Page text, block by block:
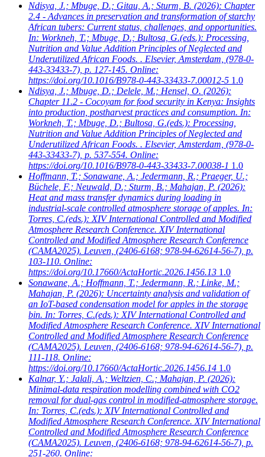
Ndisya, J.; Mbuge, D.; Gitau, A.; Sturm, B. (2026): Chapter
2.4 - Advances in preservation and transformation of starchy
African tubers: Current status, challenges, and opportunities.
In: Workneh, T.; Mbuge, D.; Bultosa, G.(eds.): Processing,
Nutrition and Value Addition Principles of Neglected and
Underutilized African Foods. . Elsevier, Amsterdam, (978-0-
443-33433-7), p. 127-145. Online:
https://doi.org/10.1016/B978-0-443-33433-7.00012-5 1.0
Ndisya, J.; Mbuge, D.; Delele, M.; Hensel, O. (2026):
Chapter 11.2 - Cocoyam for food security in Kenya: Insights
into production, postharvest practices and consumption. In:
Workneh, T.; Mbuge, D.; Bultosa, G.(eds.): Processing,
Nutrition and Value Addition Principles of Neglected and
Underutilized African Foods. . Elsevier, Amsterdam, (978-0-
443-33433-7), p. 537-554. Online:
https://doi.org/10.1016/B978-0-443-33433-7.00038-1 1.0
Hoffmann, T.; Sonawane, A.; Jedermann, R.; Praeger, U.;
Büchele, F.; Neuwald, D.; Sturm, B.; Mahajan, P. (2026):
Heat and mass transfer dynamics during loading in
industrial-scale controlled atmosphere storage of apples. In:
Torres, C.(eds.): XIV International Controlled and Modified
Atmosphere Research Conference. XIV International
Controlled and Modified Atmosphere Research Conference
(CAMA2025). Leuven, (2406-6168; 978-94-62614-56-7), p.
103-110. Online:
https://doi.org/10.17660/ActaHortic.2026.1456.13 1.0
Sonawane, A.; Hoffmann, T.; Jedermann, R.; Linke, M.;
Mahajan, P. (2026): Uncertainty analysis and validation of
an IoT-based condensation model for apples in the storage
bin. In: Torres, C.(eds.): XIV International Controlled and
Modified Atmosphere Research Conference. XIV International
Controlled and Modified Atmosphere Research Conference
(CAMA2025). Leuven, (2406-6168; 978-94-62614-56-7), p.
111-118. Online:
https://doi.org/10.17660/ActaHortic.2026.1456.14 1.0
Kalnar, Y.; Jalali, A.; Weltzien, C.; Mahajan, P. (2026):
Minimal-data respiration modelling combined with CO2
removal for dual-gas control in modified-atmosphere storage.
In: Torres, C.(eds.): XIV International Controlled and
Modified Atmosphere Research Conference. XIV International
Controlled and Modified Atmosphere Research Conference
(CAMA2025). Leuven, (2406-6168; 978-94-62614-56-7), p.
251-260. Online: